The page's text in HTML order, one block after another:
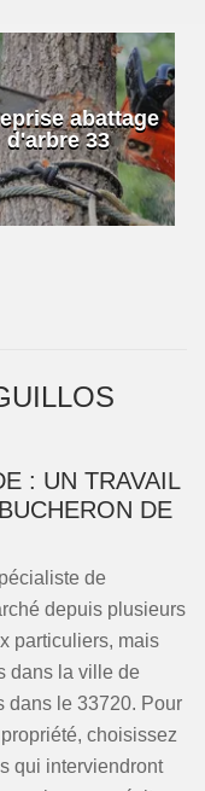
abattage
d'arbre 33
: UN TRAVAIL
DE
de
depuis plusieurs
particuliers, mais
dans la ville de
dans le 33720. Pour
choisissez
qui interviendront